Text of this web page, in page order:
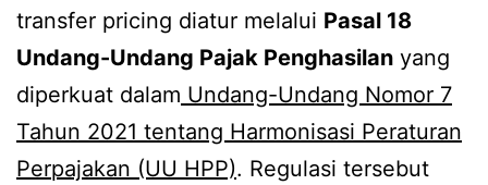
transfer pricing diatur melalui Pasal 18
Undang-Undang Pajak Penghasilan yang
diperkuat dalam Undang-Undang Nomor 7
Tahun 2021 tentang Harmonisasi Peraturan
Perpajakan (UU HPP). Regulasi tersebut